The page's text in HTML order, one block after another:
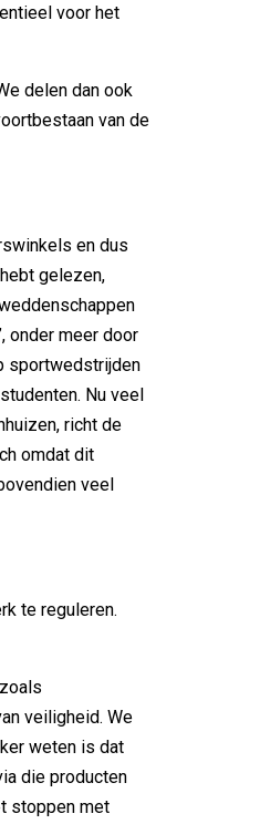
voor het
delen dan ook
van de
en dus
gelezen,
onder meer door
sportwedstrijden
Nu veel
richt de
omdat dit
veel
te reguleren.
veiligheid. We
weten is dat
die producten
stoppen met